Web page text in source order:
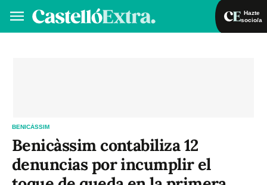
Hazte
socio/a
BENICÀSSIM
Benicàssim contabiliza 12
denuncias por incumplir el